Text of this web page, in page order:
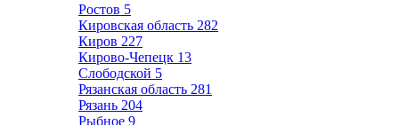
Ростов 5
Кировская область 282
Киров 227
Кирово-Чепецк 13
Слободской 5
Рязанская область 281
Рязань 204
Рыбное 9